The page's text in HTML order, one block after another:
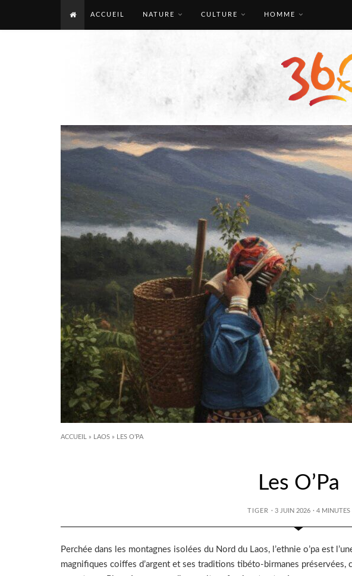
ACCUEIL » LAOS » LES O’PA
Les O’Pa
TIGER · 3 JUIN 2026 · 4 MINUTES
Perchée dans les montagnes isolées du Nord du Laos, l’ethnie o’pa est
magnifiques coiffes d’argent et ses traditions tibéto-birmanes
ACCUEIL NATURE CULTURE HOMME